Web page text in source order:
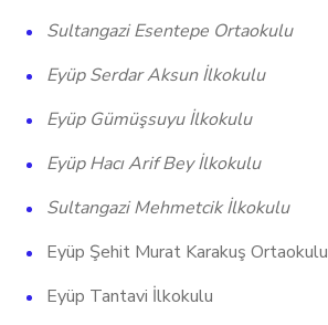
Sultangazi Esentepe Ortaokulu
Eyüp Serdar Aksun İlkokulu
Eyüp Gümüşsuyu İlkokulu
Eyüp Hacı Arif Bey İlkokulu
Sultangazi Mehmetcik İlkokulu
Eyüp Şehit Murat Karakuş Ortaokulu
Eyüp Tantavi İlkokulu